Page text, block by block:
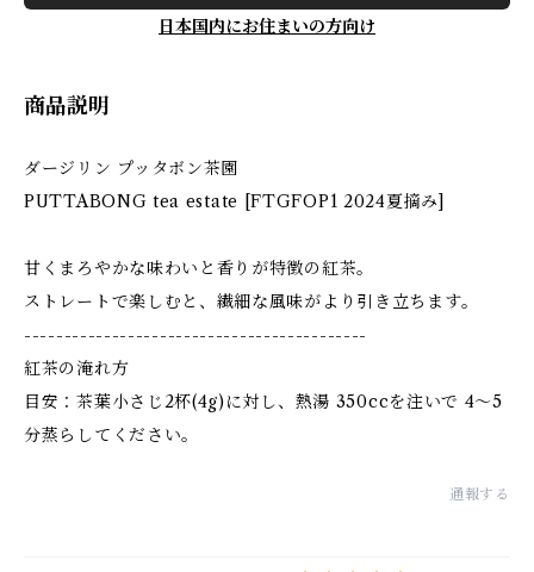
日本国内にお住まいの方向け
商品説明
ダージリン プッタボン茶園
PUTTABONG tea estate [FTGFOP1 2024夏摘み]
甘くまろやかな味わいと香りが特徴の紅茶。
ストレートで楽しむと、繊細な風味がより引き立ちます。
-------------------------------------------
紅茶の淹れ方
目安：茶葉小さじ2杯(4g)に対し、熱湯 350ccを注いで 4〜5
分蒸らしてください。
通報する